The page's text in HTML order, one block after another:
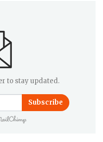
to stay updated.
Subscribe